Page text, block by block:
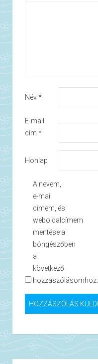
Név*
E-mail
cím *
Honlap
A nevem,
e-mail
címem, és
weboldalcímem
mentése a
böngészőben
a
következő
hozzászólásomhoz.